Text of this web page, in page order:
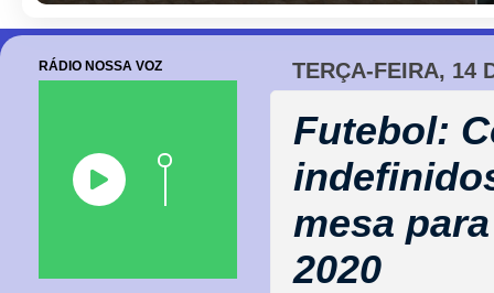
TERÇA-FEIRA, 14
Futebol:
mesa
2020
RÁDIO NOSSA VOZ